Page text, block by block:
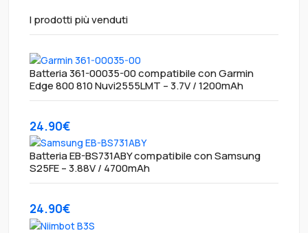
I prodotti più venduti
Batteria 361-00035-00 compatibile con Garmin
Edge 800 810 Nuvi2555LMT – 3.7V / 1200mAh
24.90€
Batteria EB-BS731ABY compatibile con Samsung
S25FE – 3.88V / 4700mAh
24.90€